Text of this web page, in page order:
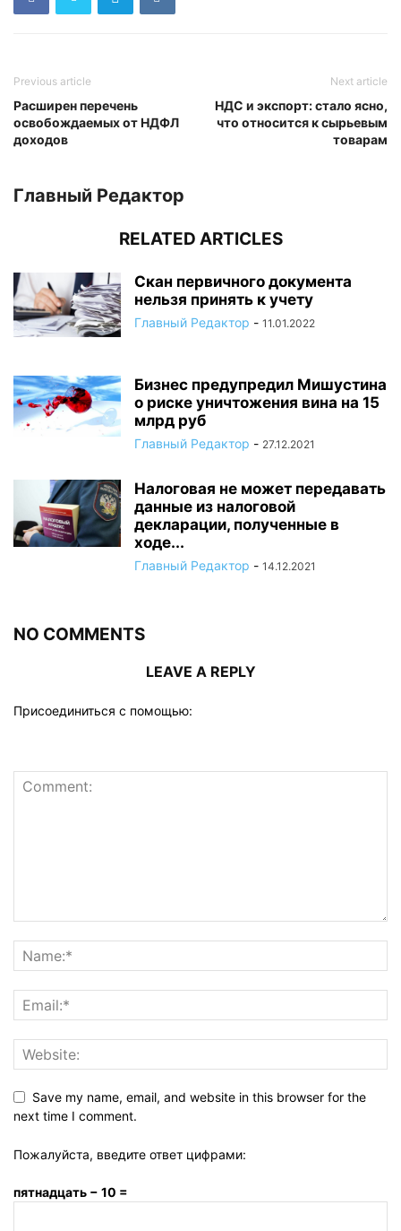
Previous article
Расширен перечень
освобождаемых от НДФЛ
доходов
Next article
НДС и экспорт: стало ясно,
что относится к сырьевым
товарам
Главный Редактор
RELATED ARTICLES
Скан первичного документа
нельзя принять к учету
Главный Редактор - 11.01.2022
Бизнес предупредил Мишустина
о риске уничтожения вина на 15
млрд руб
Главный Редактор - 27.12.2021
Налоговая не может передавать
данные из налоговой
декларации, полученные в
ходе...
Главный Редактор - 14.12.2021
NO COMMENTS
LEAVE A REPLY
Присоединиться с помощью:
Save my name, email, and website in this browser for the
next time I comment.
Пожалуйста, введите ответ цифрами:
пятнадцать − 10 =